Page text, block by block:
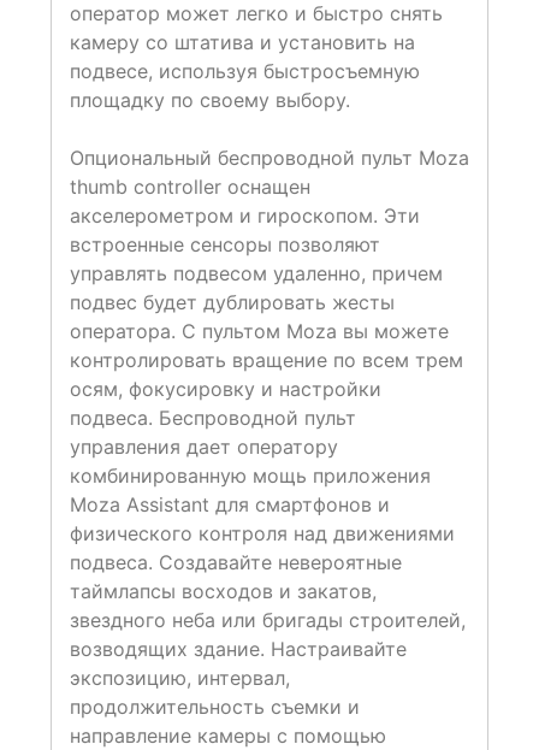
оператор может легко и быстро снять
камеру со штатива и установить на
подвесе, используя быстросъемную
площадку по своему выбору.
Опциональный беспроводной пульт Moza
thumb controller оснащен
акселерометром и гироскопом. Эти
встроенные сенсоры позволяют
управлять подвесом удаленно, причем
подвес будет дублировать жесты
оператора. С пультом Moza вы можете
контролировать вращение по всем трем
осям, фокусировку и настройки
подвеса. Беспроводной пульт
управления дает оператору
комбинированную мощь приложения
Moza Assistant для смартфонов и
физического контроля над движениями
подвеса. Создавайте невероятные
таймлапсы восходов и закатов,
звездного неба или бригады строителей,
возводящих здание. Настраивайте
экспозицию, интервал,
продолжительность съемки и
направление камеры с помощью